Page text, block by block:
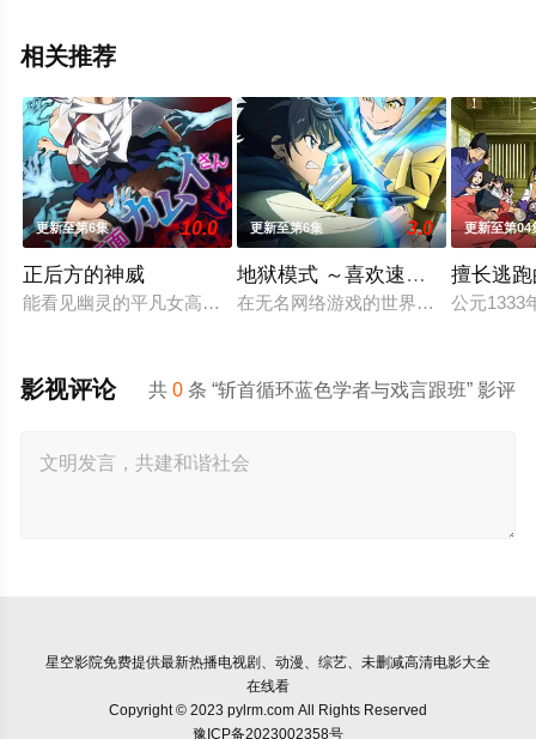
相关推荐
更新至第6集 10.0
正后方的神威
能看见幽灵的平凡女高中生·志津香，利用容易吸引幽灵的特殊
更新至第6集 3.0
地狱模式 ～喜欢速通游戏的玩
在无名网络游戏的世界中，转生到最
更新至第04
擅长逃
公元1333
共0 条 “斩首循环蓝色学者与戏言跟班” 影评
影视评论
星空影院免费提供最新热播电视剧、动漫、综艺、未删减高清电影大全
在线看
Copyright © 2023 pylrm.com All Rights Reserved
豫ICP备2023002358号